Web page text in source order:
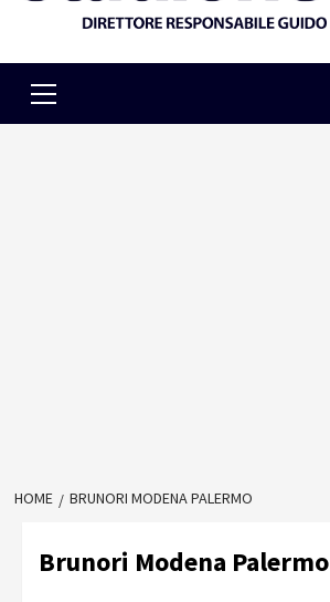
Menu
HOME BRUNORI MODENA PALERMO
Brunori Modena Palermo